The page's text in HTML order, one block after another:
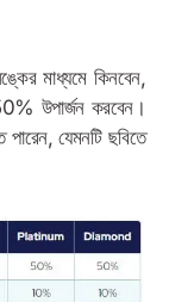
মাধ্যমে কিনবেন,
উপার্জন করবেন।
যেমনটি ছবিতে